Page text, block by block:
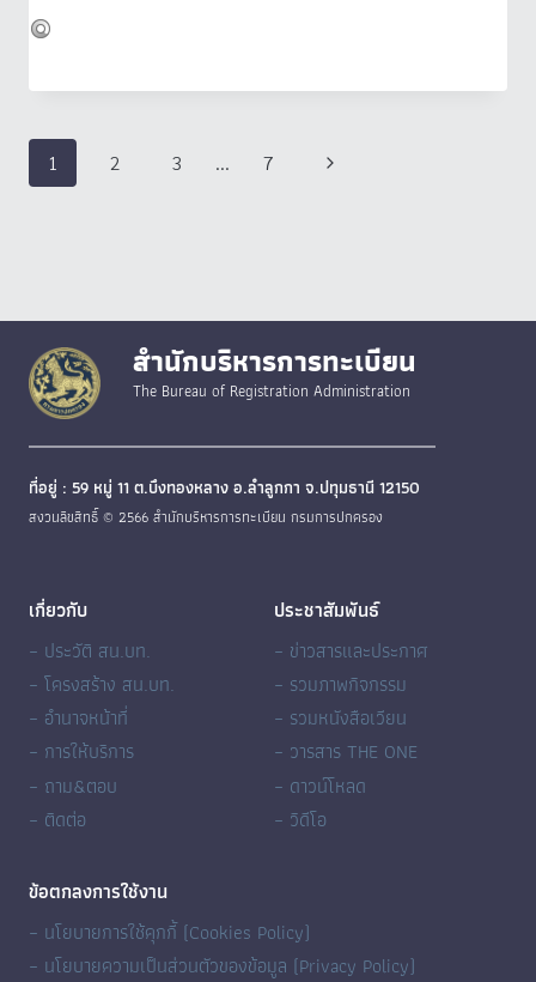
Page
navigation
1 2 3 … 7
Next
สำนักบริหารการทะเบียน
The Bureau of Registration Administration
ที่อยู่ : 59 หมู่ 11 ต.บึงทองหลาง อ.ลำลูกกา จ.ปทุมธานี 12150
สงวนลิขสิทธิ์ © 2566 สำนักบริหารการทะเบียน กรมการปกครอง
เกี่ยวกับ
– ประวัติ สน.บท.
– โครงสร้าง สน.บท.
– อำนาจหน้าที่
– การให้บริการ
– ถาม&ตอบ
– ติดต่อ
ประชาสัมพันธ์
– ข่าวสารและประกาศ
– รวมภาพกิจกรรม
– รวมหนังสือเวียน
– วารสาร THE ONE
– ดาวน์โหลด
– วิดีโอ
ข้อตกลงการใช้งาน
– นโยบายการใช้คุกกี้ (Cookies Policy)
– นโยบายความเป็นส่วนตัวของข้อมูล (Privacy Policy)